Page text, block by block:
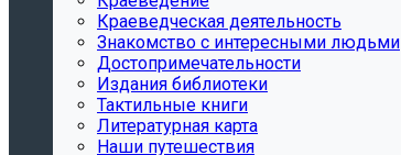
Краеведческая деятельность
Знакомство с интересными людьми
Достопримечательности
Издания библиотеки
Тактильные книги
Литературная карта
Наши путешествия